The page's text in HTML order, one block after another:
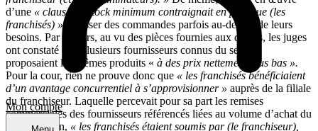
Mon compte
d’une « clause de stock minimum contraignait en pratique (les
franchisés) »à passer des commandes parfois au-dessus de leurs
besoins. Par ailleurs, au vu des pièces fournies aux débats, les juges
ont constaté que plusieurs fournisseurs connus du secteur
proposaient les mêmes produits « à des prix nettement plus bas ».
Pour la cour, rien ne prouve donc que « les franchisés bénéficiaient
d’un avantage concurrentiel à s’approvisionner » auprès de la filiale
du franchiseur. Laquelle percevait pour sa part les remises
commerciales des fournisseurs référencés liées au volume d’achat du
réseau. Enfin, « les franchisés étaient soumis par (le franchiseur),